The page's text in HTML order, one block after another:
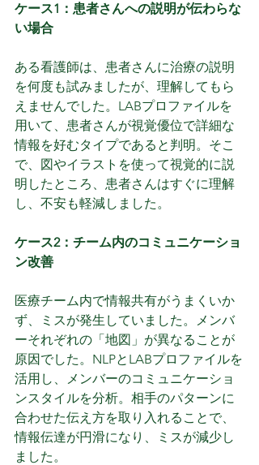
ケース1：患者さんへの説明が伝わらな
い場合
ある看護師は、患者さんに治療の説明
を何度も試みましたが、理解してもら
えませんでした。LABプロファイルを
用いて、患者さんが視覚優位で詳細な
情報を好むタイプであると判明。そこ
で、図やイラストを使って視覚的に説
明したところ、患者さんはすぐに理解
し、不安も軽減しました。
ケース2：チーム内のコミュニケーショ
ン改善
医療チーム内で情報共有がうまくいか
ず、ミスが発生していました。メンバ
ーそれぞれの「地図」が異なることが
原因でした。NLPとLABプロファイルを
活用し、メンバーのコミュニケーショ
ンスタイルを分析。相手のパターンに
合わせた伝え方を取り入れることで、
情報伝達が円滑になり、ミスが減少し
ました。